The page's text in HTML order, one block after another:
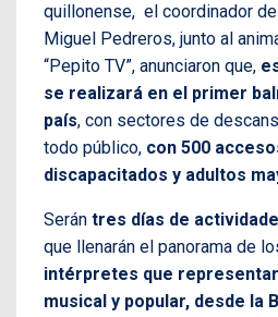
quillonense, el coordinador
Miguel Pedreros, junto al
“Pepito TV”, anunciaron que,
se realizará en el primer
país, con sectores de
todo público, con 500
discapacitados y adultos
Serán tres días de
que llenarán el panorama de
intérpretes que
musical y popular, desde la